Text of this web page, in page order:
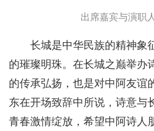
出席嘉宾与演职
长城是中华民族的精神象
的璀璨明珠。在长城之巅举办
的传承弘扬，也是对中阿友谊
东在开场致辞中所说，诗意与
青春激情绽放，希望中阿诗人